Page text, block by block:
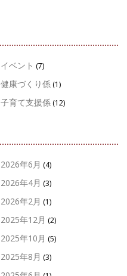
イベント (7)
健康づくり係 (1)
子育て支援係 (12)
2026年6月 (4)
2026年4月 (3)
2026年2月 (1)
2025年12月 (2)
2025年10月 (5)
2025年8月 (3)